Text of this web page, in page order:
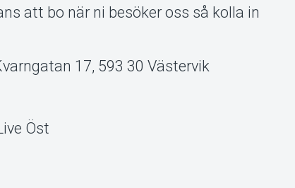
att bo när ni besöker oss så kolla in
17, 593 30 Västervik
Öst